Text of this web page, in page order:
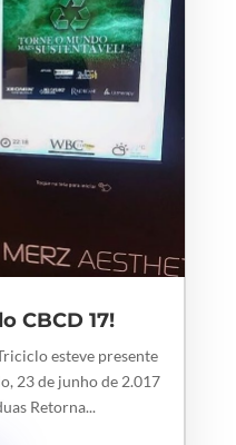
CBCD 17!
esteve presente
de junho de 2.017
Retorna...